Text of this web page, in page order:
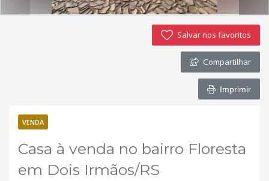
Salvar nos favoritos
Compartilhar
Imprimir
VENDA
Casa à venda no bairro Floresta
em Dois Irmãos/RS